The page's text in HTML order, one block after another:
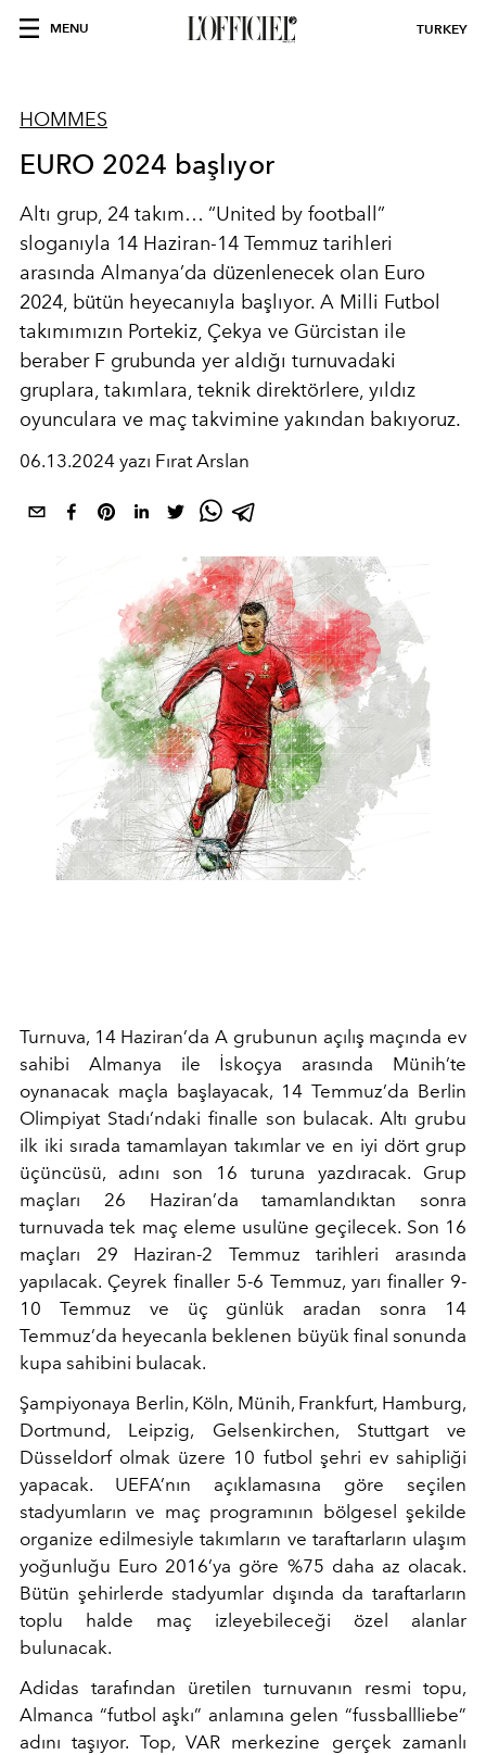
MENU TURKEY
HOMMES
EURO 2024 başlıyor
Altı grup, 24 takım… “United by football”
sloganıyla 14 Haziran-14 Temmuz tarihleri
arasında Almanya’da düzenlenecek olan Euro
2024, bütün heyecanıyla başlıyor. A Milli Futbol
takımımızın Portekiz, Çekya ve Gürcistan ile
beraber F grubunda yer aldığı turnuvadaki
gruplara, takımlara, teknik direktörlere, yıldız
oyunculara ve maç takvimine yakından bakıyoruz.
06.13.2024 yazı Fırat Arslan
Turnuva, 14 Haziran’da A grubunun açılış maçında ev
sahibi Almanya ile İskoçya arasında Münih’te
oynanacak maçla başlayacak, 14 Temmuz’da Berlin
Olimpiyat Stadı’ndaki finalle son bulacak. Altı grubu
ilk iki sırada tamamlayan takımlar ve en iyi dört grup
üçüncüsü, adını son 16 turuna yazdıracak. Grup
maçları 26 Haziran’da tamamlandıktan sonra
turnuvada tek maç eleme usulüne geçilecek. Son 16
maçları 29 Haziran-2 Temmuz tarihleri arasında
yapılacak. Çeyrek finaller 5-6 Temmuz, yarı finaller 9-
10 Temmuz ve üç günlük aradan sonra 14
Temmuz’da heyecanla beklenen büyük final sonunda
kupa sahibini bulacak.
Şampiyonaya Berlin, Köln, Münih, Frankfurt, Hamburg,
Dortmund, Leipzig, Gelsenkirchen, Stuttgart ve
Düsseldorf olmak üzere 10 futbol şehri ev sahipliği
yapacak. UEFA’nın açıklamasına göre seçilen
stadyumların ve maç programının bölgesel şekilde
organize edilmesiyle takımların ve taraftarların ulaşım
yoğunluğu Euro 2016’ya göre %75 daha az olacak.
Bütün şehirlerde stadyumlar dışında da taraftarların
toplu halde maç izleyebileceği özel alanlar
bulunacak.
Adidas tarafından üretilen turnuvanın resmi topu,
Almanca “futbol aşkı” anlamına gelen “fussballliebe”
adını taşıyor. Top, VAR merkezine gerçek zamanlı